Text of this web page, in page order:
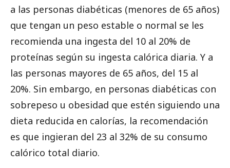
a las personas diabéticas (menores de 65 años)
que tengan un peso estable o normal se les
recomienda una ingesta del 10 al 20% de
proteínas según su ingesta calórica diaria. Y a
las personas mayores de 65 años, del 15 al
20%. Sin embargo, en personas diabéticas con
sobrepeso u obesidad que estén siguiendo una
dieta reducida en calorías, la recomendación
es que ingieran del 23 al 32% de su consumo
calórico total diario.